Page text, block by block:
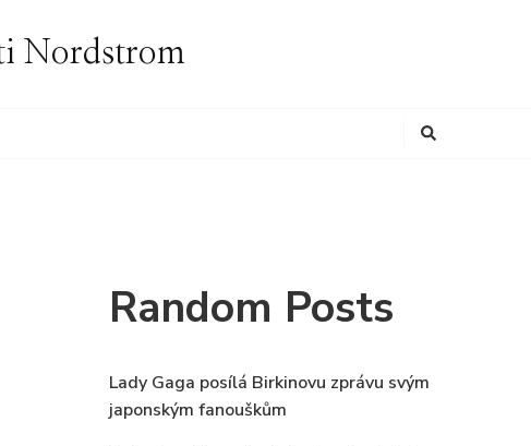
Nordstrom
Random Posts
Lady Gaga posílá Birkinovu zprávu svým
japonským fanouškům